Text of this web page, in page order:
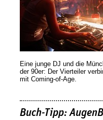
Eine junge DJ und die
der 90er: Der Vierteiler
mit Coming-of-Age.
Buch-Tipp: